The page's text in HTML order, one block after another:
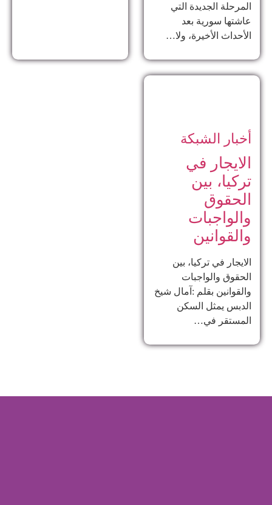
المرحلة الجديدة التي
عاشتها سورية بعد
الأحداث الأخيرة، ولا…
أخبار الشبكة
الايجار في
تركيا، بين
الحقوق
والواجبات
والقوانين
الايجار في تركيا، بين
الحقوق والواجبات
والقوانين بقلم :آمال شيخ
الدبس يمثل السكن
المستقر في…